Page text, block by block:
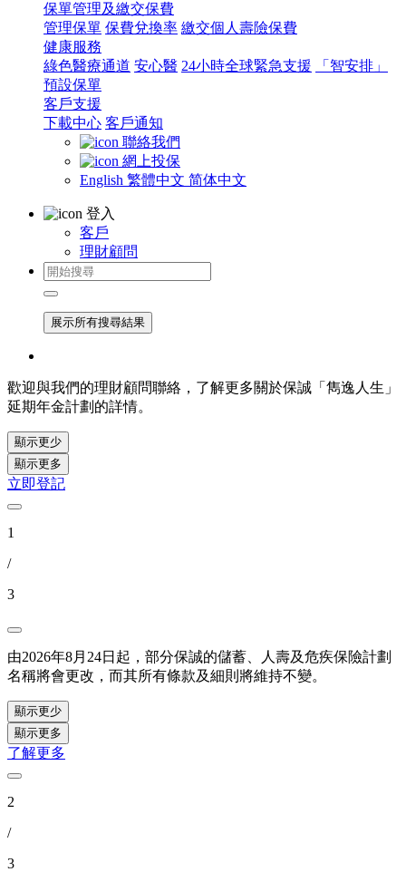
保單管理及繳交保費
管理保單 保費兌換率 繳交個人壽險保費
健康服務
綠色醫療通道 安心醫 24小時全球緊急支援
「智安排」
預設保單
客戶支援
下載中心 客戶通知
聯絡我們
網上投保
English 繁體中文 简体中文
登入
客戶
理財顧問
展示所有搜尋結果
歡迎與我們的理財顧問聯絡，了解更多關於保誠「雋逸人生」
延期年金計劃的詳情。
顯示更少
顯示更多
立即登記
1
/
3
由2026年8月24日起，部分保誠的儲蓄、人壽及危疾保險計劃
名稱將會更改，而其所有條款及細則將維持不變。
顯示更少
顯示更多
了解更多
2
/
3